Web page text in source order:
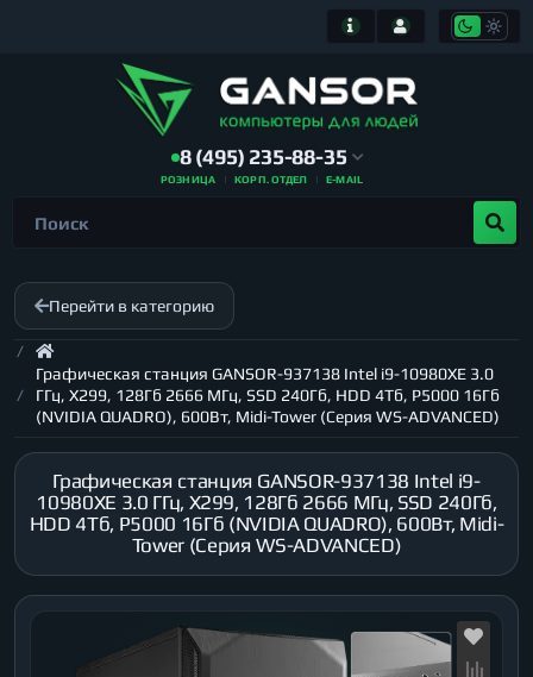
8 (495) 235-88-35
РОЗНИЦА КОРП. ОТДЕЛ E-MAIL
Перейти в категорию
Графическая станция GANSOR-937138 Intel i9-10980XE 3.0
ГГц, X299, 128Гб 2666 МГц, SSD 240Гб, HDD 4Тб, P5000 16Гб
(NVIDIA QUADRO), 600Вт, Midi-Tower (Серия WS-ADVANCED)
Графическая станция GANSOR-937138 Intel i9-
10980XE 3.0 ГГц, X299, 128Гб 2666 МГц, SSD 240Гб,
HDD 4Тб, P5000 16Гб (NVIDIA QUADRO), 600Вт, Midi-
Tower (Серия WS-ADVANCED)